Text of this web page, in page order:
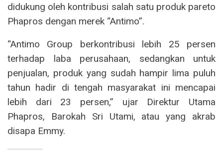
didukung oleh kontribusi salah satu produk pareto
Phapros dengan merek “Antimo”.
“Antimo Group berkontribusi lebih 25 persen
terhadap laba perusahaan, sedangkan untuk
penjualan, produk yang sudah hampir lima puluh
tahun hadir di tengah masyarakat ini mencapai
lebih dari 23 persen,” ujar Direktur Utama
Phapros, Barokah Sri Utami, atau yang akrab
disapa Emmy.